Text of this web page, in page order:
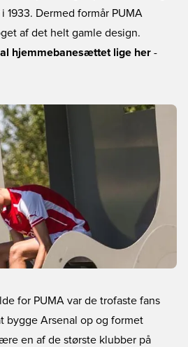
Dermed formår PUMA
af det helt gamle design.
hjemmebanesættet lige her -
for PUMA var de trofaste fans
bygge Arsenal op og formet
en af de største klubber på